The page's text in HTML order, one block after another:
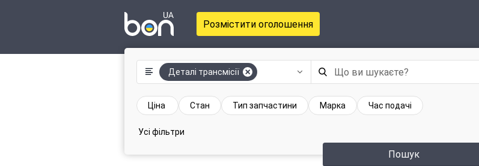
Розмістити оголошення
Деталі трансмісії
Пошук
Ціна Стан Тип запчастини Марка Час подачі
Усі фільтри